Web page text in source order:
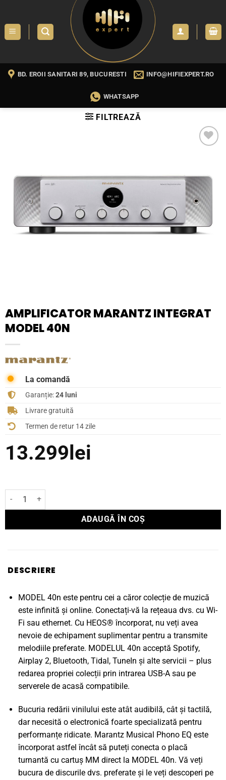
content
BD. EROII SANITARI 89, BUCURESTI INFO@HIFIEXPERT.RO
WHATSAPP
FILTREAZĂ
AMPLIFICATOR MARANTZ INTEGRAT
MODEL 40N
La comandă
Garanție:24 luni
Livrare gratuită
Termen de retur 14 zile
13.299lei
Cantitate Amplificator Marantz integrat MODEL 40n
ADAUGĂ ÎN COȘ
DESCRIERE
MODEL 40n este pentru cei a căror colecție de muzică
este infinită și online. Conectați-vă la rețeaua dvs. cu Wi-
Fi sau ethernet. Cu HEOS® încorporat, nu veți avea
nevoie de echipament suplimentar pentru a transmite
melodiile preferate. MODELUL 40n acceptă Spotify,
Airplay 2, Bluetooth, Tidal, TuneIn și alte servicii – plus
redarea propriei colecții prin intrarea USB-A sau pe
serverele de acasă compatibile.
Bucuria redării vinilului este atât audibilă, cât și tactilă,
dar necesită o electronică foarte specializată pentru
performanțe ridicate. Marantz Musical Phono EQ este
încorporat astfel încât să puteți conecta o placă
turnantă cu cartuș MM direct la MODEL 40n. Vă veți
bucura de discurile dvs. preferate și le veți descoperi pe